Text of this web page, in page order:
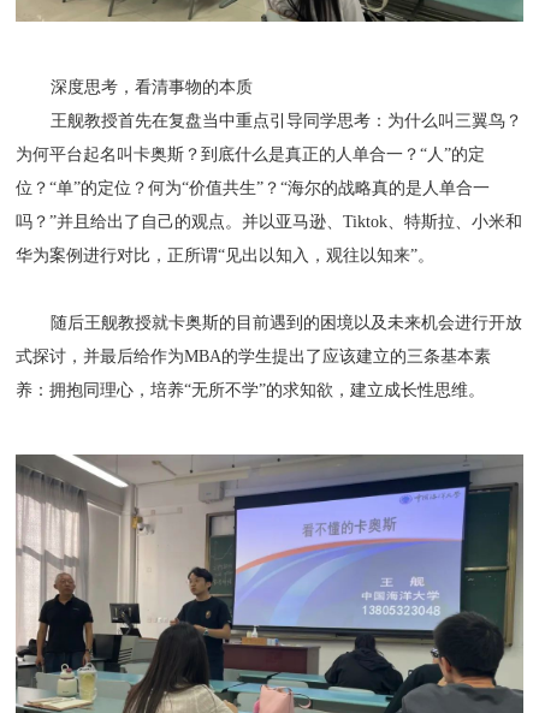
深度思考，看清事物的本质
王舰教授首先在复盘当中重点引导同学思考：为什么叫三翼鸟？
为何平台起名叫卡奥斯？到底什么是真正的人单合一？“人”的定
位？“单”的定位？何为“价值共生”？“海尔的战略真的是人单合一
吗？”并且给出了自己的观点。并以亚马逊、Tiktok、特斯拉、小米和
华为案例进行对比，正所谓“见出以知入，观往以知来”。
随后王舰教授就卡奥斯的目前遇到的困境以及未来机会进行开放
式探讨，并最后给作为MBA的学生提出了应该建立的三条基本素
养：拥抱同理心，培养“无所不学”的求知欲，建立成长性思维。